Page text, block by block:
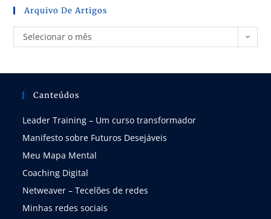
Arquivo De Artigos
Selecionar o mês
Canteúdos
Leader Training – Um curso transformador
Manifesto sobre Futuros Desejáveis
Meu Mapa Mental
Coaching Digital
Netweaver – Tecelões de redes
Minhas redes sociais